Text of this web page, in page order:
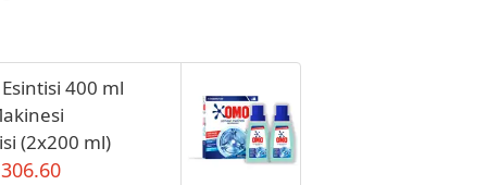
400 ml
(2x200 ml)